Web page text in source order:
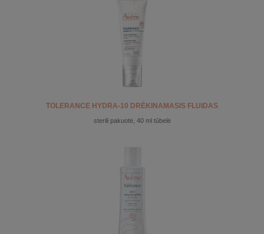
TOLERANCE HYDRA-10 DRĖKINAMASIS FLUIDAS
sterili pakuotė, 40 ml tūbelė